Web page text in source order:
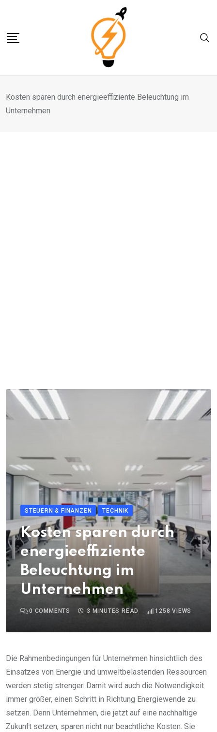
content
Kosten sparen durch energieeffiziente Beleuchtung im
Unternehmen
STEUERN & FINANZEN TECHNIK
Kosten sparen durch
energieeffiziente
Beleuchtung im
Unternehmen
0 COMMENTS 3 MINUTES READ 1258 VIEWS
Die Rahmenbedingungen für Unternehmen hinsichtlich des
Einsatzes von Energie und umweltbelastenden Ressourcen
werden stetig strenger. Damit wird auch die Notwendigkeit
immer größer, einen Schritt in Richtung Energiewende zu
setzen. Denn Unternehmen, die jetzt auf eine nachhaltige
Zukunft setzen, sparen nicht nur beachtliche Kosten. Sie